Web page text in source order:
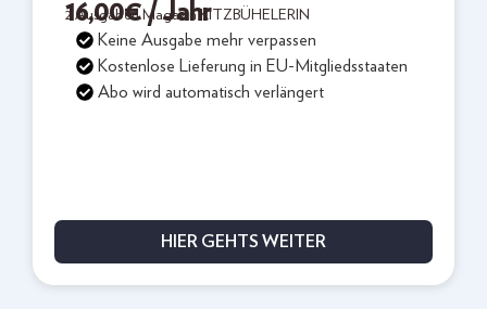
16,00€ / Jahr
2 Ausgaben Magazin KITZBÜHELERIN
Keine Ausgabe mehr verpassen
Kostenlose Lieferung in EU-Mitgliedsstaaten
Abo wird automatisch verlängert
HIER GEHTS WEITER